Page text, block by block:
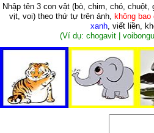
Nhập tên 3 con vật (bò, chim, chó, chuột,
vịt, voi)theo thứ tự trên ảnh, không bao
xanh, viết liền,
(Ví dụ: chogavit |